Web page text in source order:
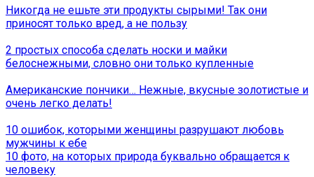
Никогда не ешьте эти продукты сырыми! Так они
приносят только вред, а не пользу
2 простых способа сделать носки и майки
белоснежными, словно они только купленные
Американские пончики… Нежные, вкусные золотистые и
очень легко делать!
10 ошибок, которыми женщины разрушают любовь
мужчины к ебе
10 фото, на которых природа буквально обращается к
человеку